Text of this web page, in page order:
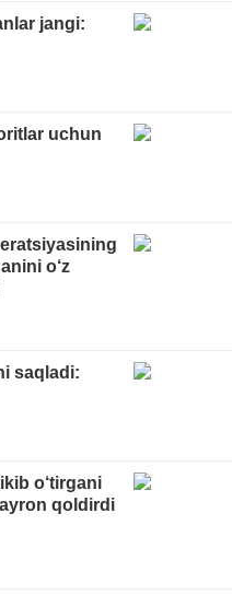
jangi:
uchun
o‘z
saqladi:
o‘tirgani
qoldirdi